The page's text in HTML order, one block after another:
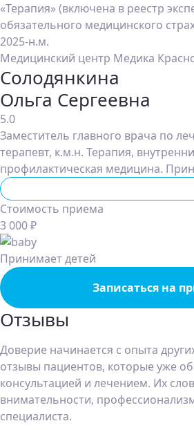
«Терапия» (включена в реестр
обязательного медицинского
2025-н.м.
Медицинский центр Медика
Солодянкина
Ольга Сергеевна
5.0
Заместитель главного врача по
терапевт, к.м.н. Терапия,
профилактическая медицина.
Стоимость приема
3 000 ₽
Принимает детей
Записаться на
Отзывы
Доверие начинается с опыта
отзывы пациентов, которые уже
консультацией и лечением. Их
внимательности,
специалиста.